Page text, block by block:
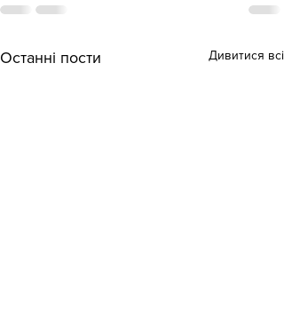
Останні пости Дивитися всі